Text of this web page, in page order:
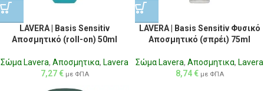
LAVERA | Basis Sensitiv
Αποσμητικό (roll-on) 50ml
Σώμα Lavera, Αποσμητικα, Lavera
7,27€ με ΦΠΑ
LAVERA | Basis Sensitiv Φυσικό
Αποσμητικό (σπρέι) 75ml
Σώμα Lavera, Αποσμητικα, Lavera
8,74€ με ΦΠΑ